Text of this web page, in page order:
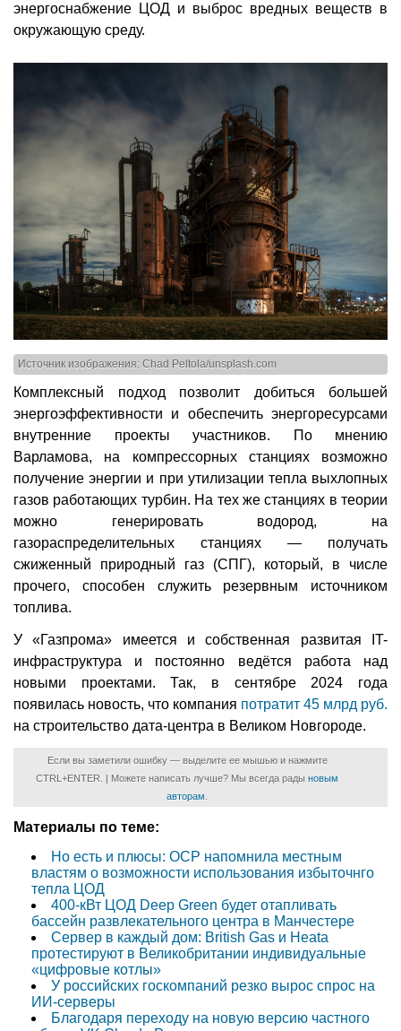
энергоснабжение ЦОД и выброс вредных веществ в
окружающую среду.
Источник изображения: Chad Peltola/unsplash.com
Комплексный подход позволит добиться большей
энергоэффективности и обеспечить энергоресурсами
внутренние проекты участников. По мнению
Варламова, на компрессорных станциях возможно
получение энергии и при утилизации тепла выхлопных
газов работающих турбин. На тех же станциях в теории
можно генерировать водород, на
газораспределительных станциях — получать
сжиженный природный газ (СПГ), который, в числе
прочего, способен служить резервным источником
топлива.
У «Газпрома» имеется и собственная развитая IT-
инфраструктура и постоянно ведётся работа над
новыми проектами. Так, в сентябре 2024 года
появилась новость, что компания потратит 45 млрд руб.
на строительство дата-центра в Великом Новгороде.
Если вы заметили ошибку — выделите ее мышью и нажмите
CTRL+ENTER. | Можете написать лучше? Мы всегда рады новым
авторам
Материалы по теме:
Но есть и плюсы: OCP напомнила местным
властям о возможности использования избыточнго
тепла ЦОД
400-кВт ЦОД Deep Green будет отапливать
бассейн развлекательного центра в Манчестере
Сервер в каждый дом: British Gas и Heata
протестируют в Великобритании индивидуальные
«цифровые котлы»
У российских госкомпаний резко вырос спрос на
ИИ-серверы
Благодаря переходу на новую версию частного